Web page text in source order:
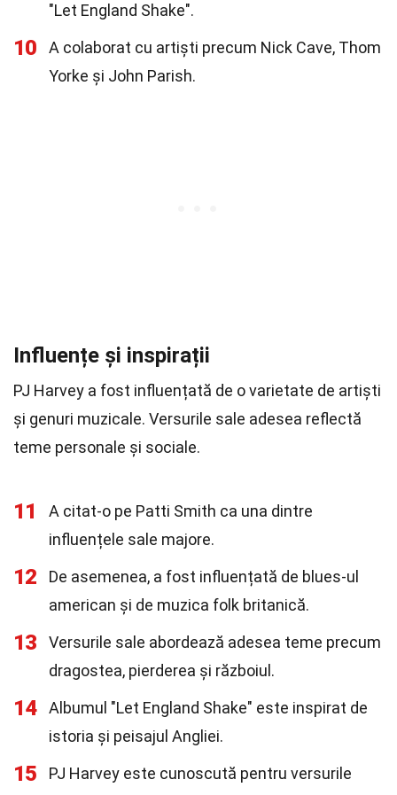
"Let England Shake".
10
A colaborat cu artiști precum Nick Cave, Thom
Yorke și John Parish.
Influențe și inspirații
PJ Harvey a fost influențată de o varietate de artiști
și genuri muzicale. Versurile sale adesea reflectă
teme personale și sociale.
11
A citat-o pe Patti Smith ca una dintre
influențele sale majore.
12
De asemenea, a fost influențată de blues-ul
american și de muzica folk britanică.
13
Versurile sale abordează adesea teme precum
dragostea, pierderea și războiul.
14
Albumul "Let England Shake" este inspirat de
istoria și peisajul Angliei.
15
PJ Harvey este cunoscută pentru versurile